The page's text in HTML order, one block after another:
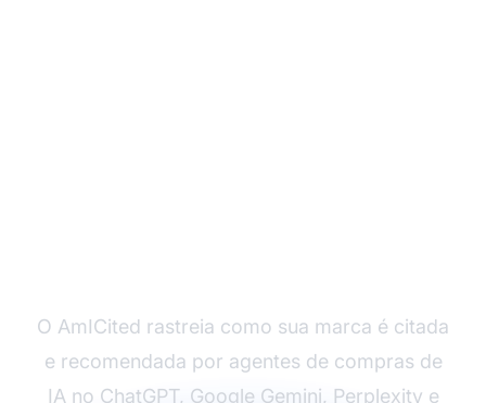
O AmICited rastreia como sua marca é citada
e recomendada por agentes de compras de
IA no ChatGPT, Google Gemini, Perplexity e